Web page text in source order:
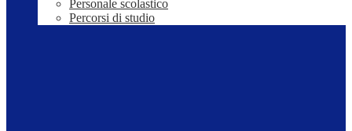
Personale scolastico
Percorsi di studio